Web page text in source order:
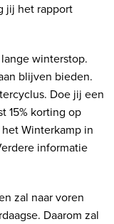
jij het rapport
winterstop.
blijven bieden.
Doe jij een
15% korting op
Winterkamp in
informatie
zal naar voren
Daarom zal